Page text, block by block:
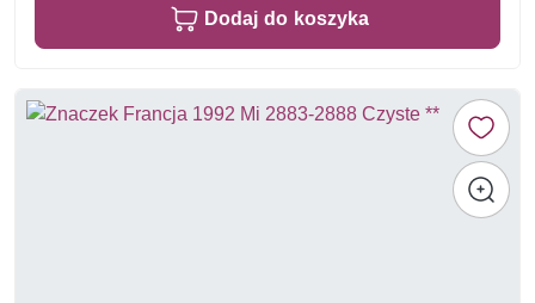
Dodaj do koszyka